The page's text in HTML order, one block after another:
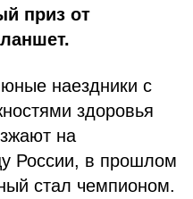
приз от
наездники с
здоровья
на
России, в прошлом
стал чемпионом.